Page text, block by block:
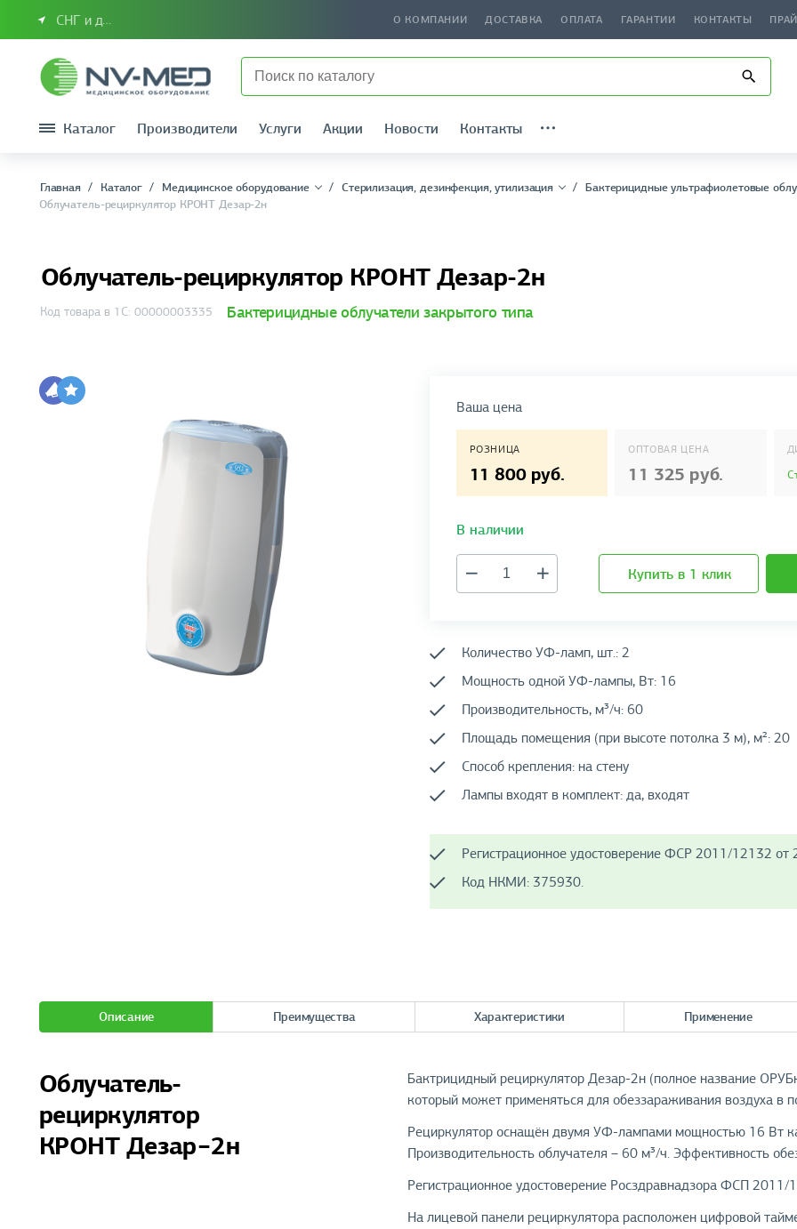
СНГ и другие страны О КОМПАНИИ ДОСТАВКА ОПЛАТА ГАРАНТИИ КОНТАКТЫ
Каталог Производители Услуги Акции Новости Контакты
Главная Каталог Медицинское оборудование Стерилизация, дезинфекция, утилизация
Бактерицидные ультрафиолетовые
Облучатель-рециркулятор КРОНТ Дезар-2н
Облучатель-рециркулятор КРОНТ Дезар-2н
Код товара в 1С: 00000003335 Бактерицидные облучатели закрытого типа
Ваша цена
РОЗНИЦА
11 800 руб.
ОПТОВАЯ ЦЕНА
11 325 руб.
В наличии
Купить в 1 клик
Количество УФ-ламп, шт.: 2
Мощность одной УФ-лампы, Вт: 16
Производительность, м³/ч: 60
Площадь помещения (при высоте потолка 3 м), м²: 20
Способ крепления: на стену
Лампы входят в комплект: да, входят
Регистрационное удостоверение ФСР 2011/12132 от
Код НКМИ: 375930.
Описание Преимущества Характеристики Применение
Облучатель-
рециркулятор
КРОНТ Дезар−2н
Бактрицидный рециркулятор Дезар-2н (полное название
который может применяться для обеззараживания воздуха в
Рециркулятор оснащён двумя УФ-лампами мощностью 16 Вт
Производительность облучателя – 60 м³/ч. Эффективность
Регистрационное удостоверение Росздравнадзора ФСП
На лицевой панели рециркулятора расположен цифровой